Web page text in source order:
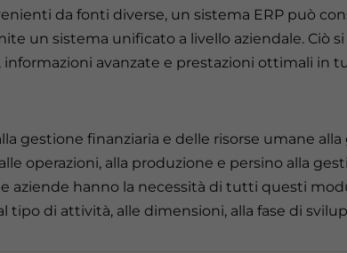
da fonti diverse, un sistema ERP può
un sistema unificato a livello aziendale. Ciò
informazioni avanzate e prestazioni ottimali in
gestione finanziaria e delle risorse umane
operazioni, alla produzione e persino alla
aziende hanno la necessità di tutti questi
tipo di attività, alle dimensioni, alla fase di